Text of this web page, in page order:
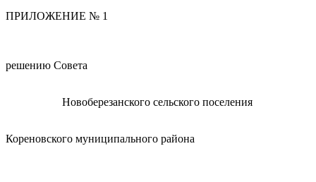
ПРИЛОЖЕНИЕ № 1
решению Совета
Новоберезанского сельского поселения
Кореновского муниципального района